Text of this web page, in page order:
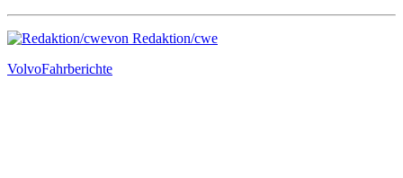
von Redaktion/cwe
VolvoFahrberichte